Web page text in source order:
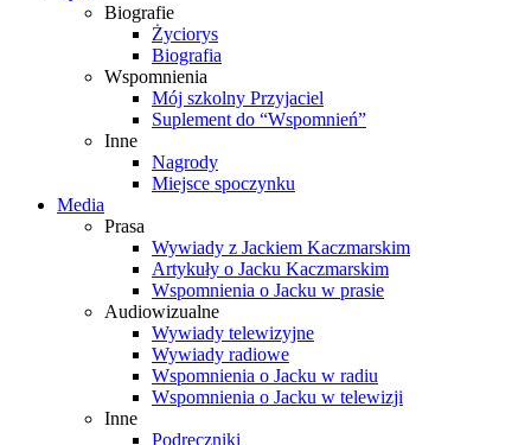
Biografie
Życiorys
Biografia
Wspomnienia
Mój szkolny Przyjaciel
Suplement do “Wspomnień”
Inne
Nagrody
Miejsce spoczynku
Media
Prasa
Wywiady z Jackiem Kaczmarskim
Artykuły o Jacku Kaczmarskim
Wspomnienia o Jacku w prasie
Audiowizualne
Wywiady telewizyjne
Wywiady radiowe
Wspomnienia o Jacku w radiu
Wspomnienia o Jacku w telewizji
Inne
Podręczniki